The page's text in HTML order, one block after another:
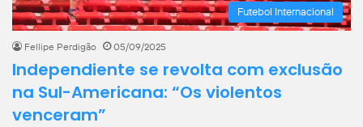
Futebol Internacional
Fellipe Perdigão 05/09/2025
Independiente se revolta com exclusão
na Sul-Americana: “Os violentos
venceram”